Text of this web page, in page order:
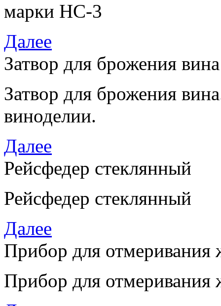
марки НС-3
Далее
Затвор для брожения вина
Затвор для брожения
виноделии.
Далее
Рейсфедер стеклянный
Рейсфедер стеклянный
Далее
Прибор для отмеривания
Прибор для отмеривания